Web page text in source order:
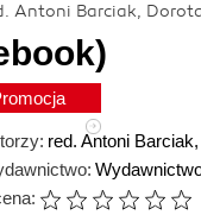
Antoni Barciak,
red. Antoni Barciak,